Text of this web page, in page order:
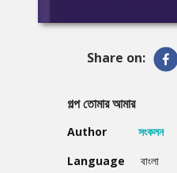
Share on:
গল্প তোমার আমার
Author
সংকলন
Language
বাংলা